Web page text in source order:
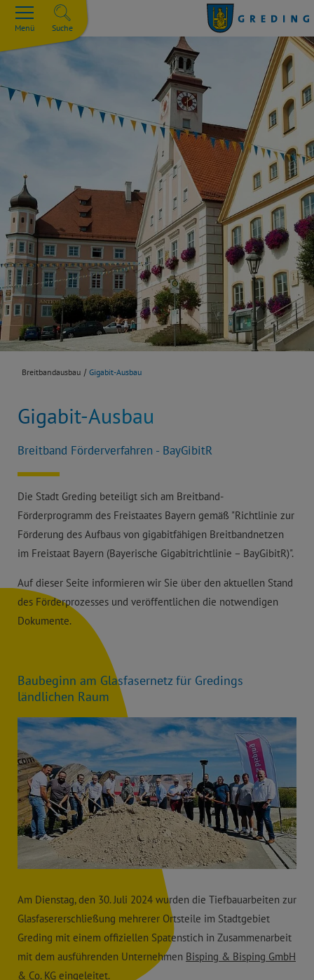
Menü Suche
Breitbandausbau Gigabit-Ausbau
Gigabit-Ausbau
Breitband Förderverfahren - BayGibitR
Die Stadt Greding beteiligt sich am Breitband-
Förderprogramm des Freistaates Bayern gemäß "Richtlinie zur
Förderung des Aufbaus von gigabitfähigen Breitbandnetzen
im Freistaat Bayern (Bayerische Gigabitrichtlinie – BayGibitR)".
Auf dieser Seite informieren wir Sie über den aktuellen Stand
des Förderprozesses und veröffentlichen die notwendigen
Dokumente.
Baubeginn am Glasfasernetz für Gredings
ländlichen Raum
Am Dienstag, den 30. Juli 2024 wurden die Tiefbauarbeiten zur
Glasfasererschließung mehrerer Ortsteile im Stadtgebiet
Greding mit einem offiziellen Spatenstich in Zusammenarbeit
mit dem ausführenden Unternehmen Bisping & Bisping GmbH
& Co. KG eingeleitet.